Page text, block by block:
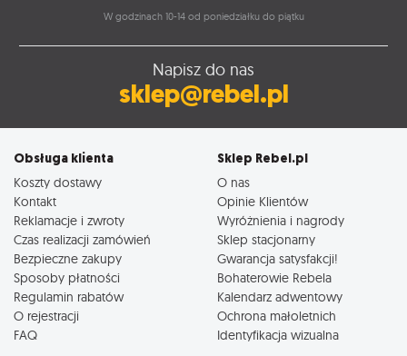
W godzinach 10-14 od poniedziałku do piątku
Napisz do nas
sklep@rebel.pl
Obsługa klienta
Koszty dostawy
Kontakt
Reklamacje i zwroty
Czas realizacji zamówień
Bezpieczne zakupy
Sposoby płatności
Regulamin rabatów
O rejestracji
FAQ
Sklep Rebel.pl
O nas
Opinie Klientów
Wyróżnienia i nagrody
Sklep stacjonarny
Gwarancja satysfakcji!
Bohaterowie Rebela
Kalendarz adwentowy
Ochrona małoletnich
Identyfikacja wizualna